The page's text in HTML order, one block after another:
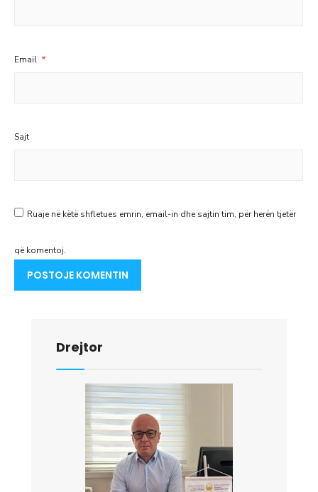
Email *
Sajt
Ruaje në këtë shfletues emrin, email-in dhe sajtin tim, për herën tjetër
që komentoj.
Drejtor